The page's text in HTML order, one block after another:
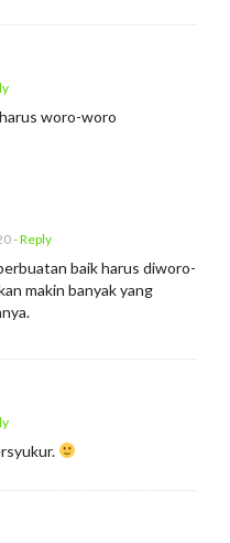
woro-woro
- Reply
baik harus diworo-
makin banyak yang